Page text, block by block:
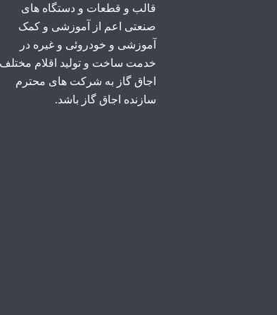
قالب و قطعات و دستگاه های
صنعتی اعم از آموزشی و کمک
آموزشی و خودروئی و غیره در
خدمت ساخت و تولید اقلام مختلف
اجاق گاز به شرکت های محترم
سازنده اجاق گاز باشد.